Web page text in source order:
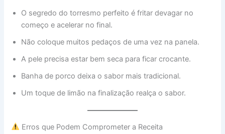
O segredo do torresmo perfeito é fritar devagar no
começo e acelerar no final.
Não coloque muitos pedaços de uma vez na panela.
A pele precisa estar bem seca para ficar crocante.
Banha de porco deixa o sabor mais tradicional.
Um toque de limão na finalização realça o sabor.
Erros que Podem Comprometer a Receita